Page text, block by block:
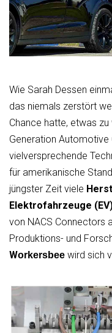
Wie Sarah Dessen
das niemals zerstört
Chance hatte, etwas zu
Generation Automotive
vielversprechende
für amerikanische
jüngster Zeit viele
Elektrofahrzeuge
von NACS Connectors
Produktions- und
Workersbee wird sich